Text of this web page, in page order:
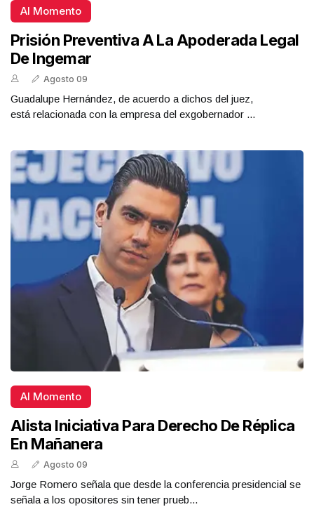
Al Momento
Prisión Preventiva A La Apoderada Legal
De Ingemar
Agosto 09
Guadalupe Hernández, de acuerdo a dichos del juez,
está relacionada con la empresa del exgobernador ...
Al Momento
Alista Iniciativa Para Derecho De Réplica
En Mañanera
Agosto 09
Jorge Romero señala que desde la conferencia presidencial se
señala a los opositores sin tener prueb...